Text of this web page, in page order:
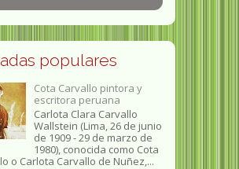
populares
Cota Carvallo pintora y
escritora peruana
Carlota Clara Carvallo
Wallstein (Lima, 26 de junio
de 1909 - 29 de marzo de
1980), conocida como Cota
o Carlota Carvallo de Nuñez,...